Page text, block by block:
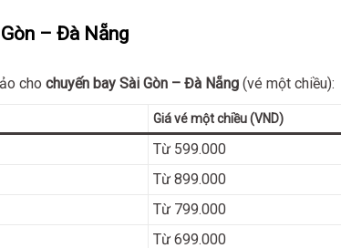
– Đà Nẵng
cho chuyến bay Sài Gòn – Đà Nẵng (vé một chiều):
Giá vé một chiều (VND)
Từ 599.000
Từ 899.000
Từ 799.000
Từ 699.000